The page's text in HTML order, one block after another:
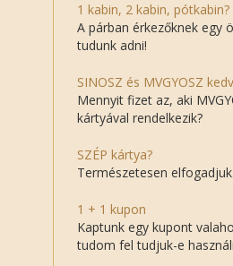
1 kabin, 2 kabin, pótkabin?
A párban érkezőknek egy
tudunk adni!
SINOSZ és MVGYOSZ
Mennyit fizet az, aki
kártyával rendelkezik?
SZÉP kártya?
Természetesen elfogadjuk.
1 + 1 kupon
Kaptunk egy kupont
tudom fel tudjuk-e